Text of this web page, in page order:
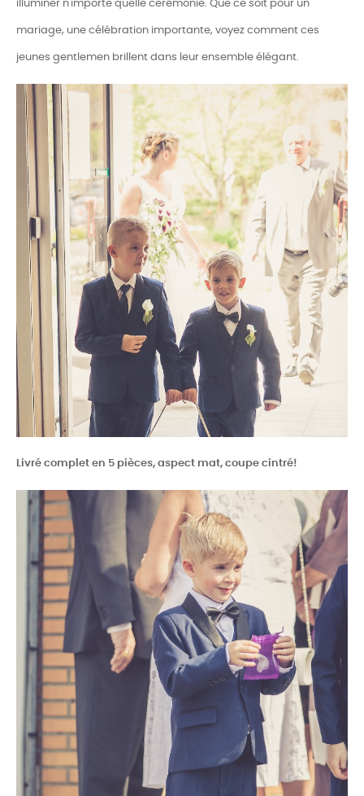
illuminer n'importe quelle cérémonie. Que ce soit pour un
mariage, une célébration importante, voyez comment ces
jeunes gentlemen brillent dans leur ensemble élégant.
Livré complet en 5 pièces, aspect mat, coupe cintré!